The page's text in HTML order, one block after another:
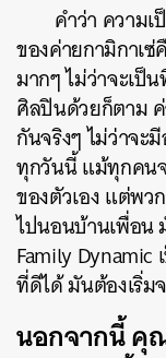
คำว่า ความ
ของค่ายกามิกาเ
มากๆ ไม่ว่าจะเป็
ศิลปินด้วยก็ตาม ค่
กันจริงๆ ไม่ว่าจะ
ทุกวันนี้ แม้ทุกคน
ของตัวเอง แต่พว
ไปนอนบ้านเพื่อน
Family
ที่ดีได้ มันต้องเริ่
นอกจากนี้ คุ